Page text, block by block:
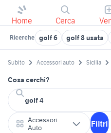
Home Cerca
Ricerche golf 6 golf 8 usata
Subito Accessori auto Sicilia
Cosa cerchi?
Accessori
Auto
Filtri